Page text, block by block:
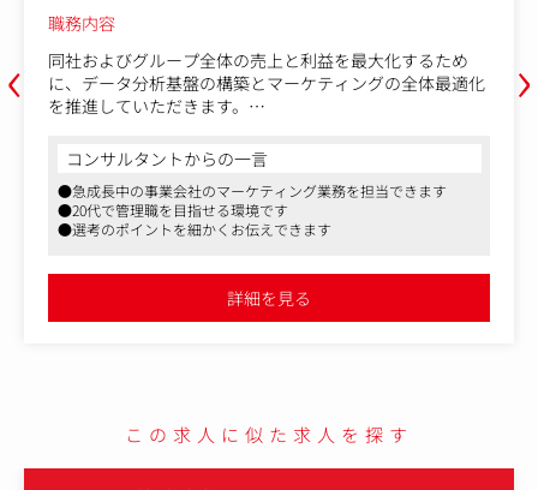
‹
職務内容
同社およびグループ全体の売上と利益を最大化するため
に、データ分析基盤の構築とマーケティングの全体最適化
を推進していただきます。
【具体的には】
・データ分析基盤の構築：GCP(Google Cloud Platform)等
を活用したデータ基盤の整備・活用
・課題特定と改善提案：ROASや売上・利益の最大化に向
けたボトルネックの特定、実行までのリード
実行までのプロセス自動化・高度化の推進
コンサルタントからの一言
●急成長中の事業会社のマーケティング業務を担当できます
●20代で管理職を目指せる環境です
●選考のポイントを細かくお伝えできます
詳細を見る
›
この求人に似た求人を探す